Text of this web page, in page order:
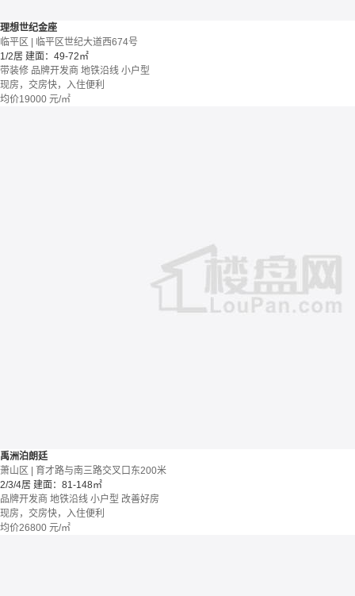
理想世纪金座
临平区 | 临平区世纪大道西674号
1/2居 建面：49-72㎡
带装修 品牌开发商 地铁沿线 小户型
现房，交房快，入住便利
均价19000 元/㎡
禹洲泊朗廷
萧山区 | 育才路与南三路交叉口东200米
2/3/4居 建面：81-148㎡
品牌开发商 地铁沿线 小户型 改善好房
现房，交房快，入住便利
均价26800 元/㎡